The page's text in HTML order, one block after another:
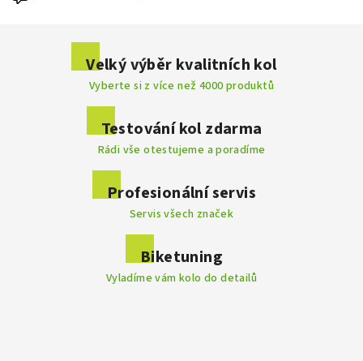
Přidat komentář
Velký výběr kvalitních kol
Vyberte si z více než 4000 produktů
Testování kol zdarma
Rádi vše otestujeme a poradíme
Profesionální servis
Servis všech značek
Biketuning
Vyladíme vám kolo do detailů